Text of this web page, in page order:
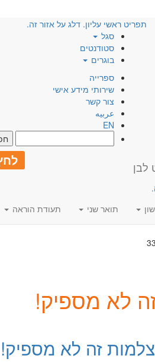
תפריט ראשי עליון. דלג על אזור זה.
סגל
סטודנטים
בוגרים
ספרייה
שירותי מידע אישי
צור קשר
عربيه
EN
תואר שני תעודת הוראה
לא מספיק!
זה לא מספיק!